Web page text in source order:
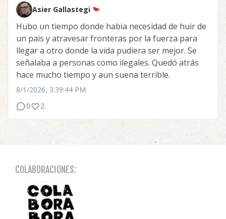
Asier Gallastegi
Hubo un tiempo donde habia necesidad de huir de
un pais y atravesar fronteras por la fuerza para
llegar a otro donde la vida pudiera ser mejor. Se
señalaba a personas como ilegales. Quedó atrás
hace mucho tiempo y aun suena terrible.
8/1/2026, 3:39:44 PM
0
2
COLABORACIONES: